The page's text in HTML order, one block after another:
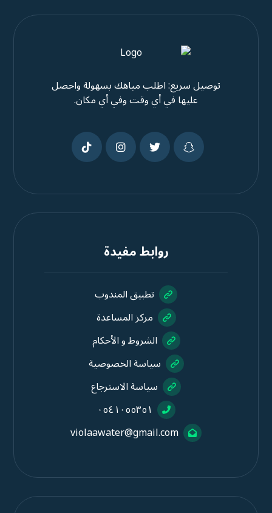
توصيل سريع: اطلب مياهك بسهولة واحصل
عليها في أي وقت وفي أي مكان.
روابط مفيدة
تطبيق المندوب
مركز المساعدة
الشروط و الأحكام
سياسة الخصوصية
سياسة الاسترجاع
٠٥٤١٠٥٥٣٥١
violaawater@gmail.com